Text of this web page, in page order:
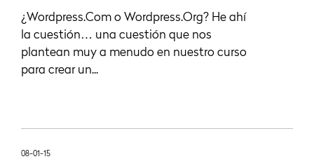
¿Wordpress.Com o Wordpress.Org? He ahí
la cuestión… una cuestión que nos
plantean muy a menudo en nuestro curso
para crear un...
08-01-15